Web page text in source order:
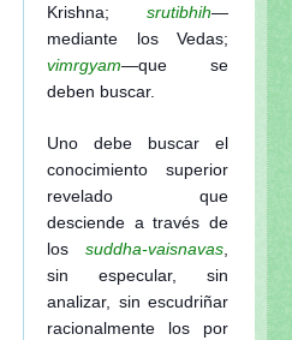
Krishna; srutibhih—
mediante los Vedas;
vimrgyam—que se
deben buscar.
Uno debe buscar el
conocimiento superior
revelado que
desciende a través de
los suddha-vaisnavas,
sin especular, sin
analizar, sin escudriñar
racionalmente los por